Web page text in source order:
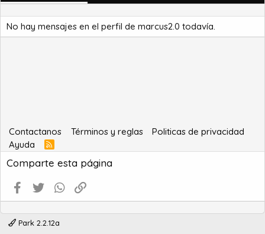
No hay mensajes en el perfil de marcus2.0 todavía.
Contactanos Términos y reglas
Politicas de privacidad
Ayuda
R
S
S
Comparte esta página
Facebook
Twitter WhatsApp
Park 2.2.12a